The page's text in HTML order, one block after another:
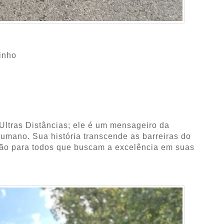
Distâncias; ele é um mensageiro da
Sua história transcende as barreiras do
para todos que buscam a excelência em suas